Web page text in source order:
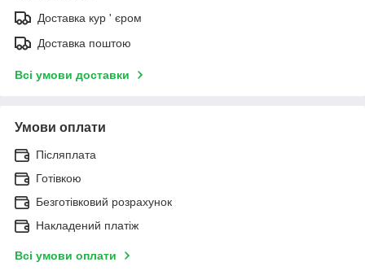
Доставка кур ' єром
Доставка поштою
Всі умови доставки
Умови оплати
Післяплата
Готівкою
Безготівковий розрахунок
Накладений платіж
Всі умови оплати